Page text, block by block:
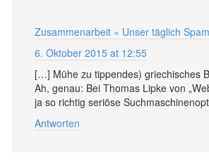
Zusammenarbeit « Unser täglich Spam
6. Oktober 2015 at 12:55
[…] Mühe zu tip­pen­des) griech­isches
Ah, genau: Bei Thomas Lipke von
ja so richtig seriöse
Antworten